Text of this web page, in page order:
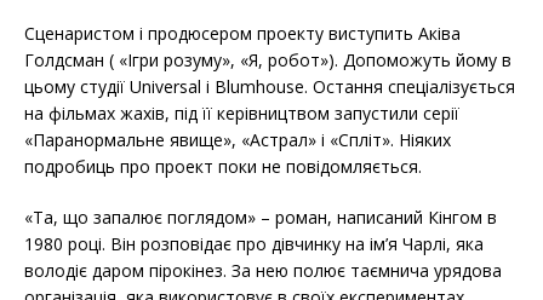
Сценаристом і продюсером проекту виступить Аківа
Голдсман ( «Ігри розуму», «Я, робот»). Допоможуть йому в
цьому студії Universal і Blumhouse. Остання спеціалізується
на фільмах жахів, під її керівництвом запустили серії
«Паранормальне явище», «Астрал» і «Спліт». Ніяких
подробиць про проект поки не повідомляється.
«Та, що запалює поглядом» – роман, написаний Кінгом в
1980 році. Він розповідає про дівчинку на ім’я Чарлі, яка
володіє даром пірокінез. За нею полює таємнича урядова